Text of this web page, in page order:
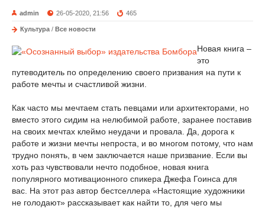
admin 26-05-2020, 21:56 465
Культура / Все новости
Новая книга –
это
путеводитель по определению своего призвания на пути к
работе мечты и счастливой жизни.
Как часто мы мечтаем стать певцами или архитекторами, но
вместо этого сидим на нелюбимой работе, заранее поставив
на своих мечтах клеймо неудачи и провала. Да, дорога к
работе и жизни мечты непроста, и во многом потому, что нам
трудно понять, в чем заключается наше призвание. Если вы
хоть раз чувствовали нечто подобное, новая книга
популярного мотивационного спикера Джефа Гоинса для
вас. На этот раз автор бестселлера «Настоящие художники
не голодают» рассказывает как найти то, для чего мы